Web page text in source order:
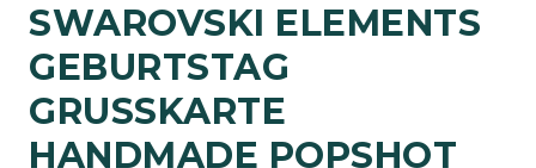
SWAROVSKI ELEMENTS
GEBURTSTAG
GRUSSKARTE H
ANDMADE POPSHOT L